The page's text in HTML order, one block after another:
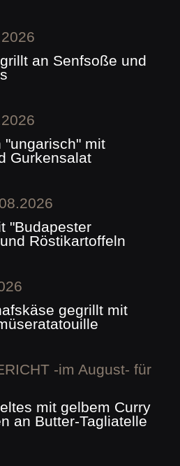
an Senfsoße und
"ungarisch" mit
Gurkensalat
"Budapester
Röstikartoffeln
gegrillt mit
-im August- für
mit gelbem Curry
an Butter-Tagliatelle